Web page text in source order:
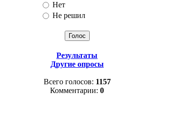
Нет
Не решил
Результаты
Другие опросы
Всего голосов: 1157
Комментарии: 0